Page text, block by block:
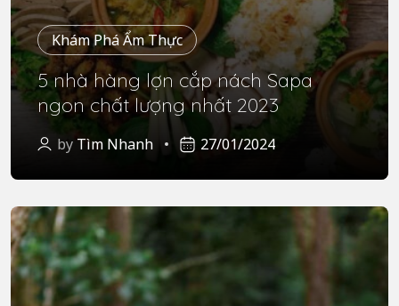
Khám Phá Ẩm Thực
5 nhà hàng lợn cắp nách Sapa
ngon chất lượng nhất 2023
by Tìm Nhanh 27/01/2024